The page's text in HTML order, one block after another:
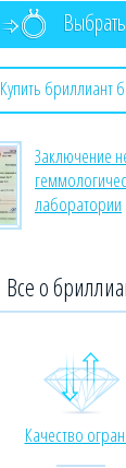
Купить бриллиант
Заключение
лаборатории
Все о
Качество